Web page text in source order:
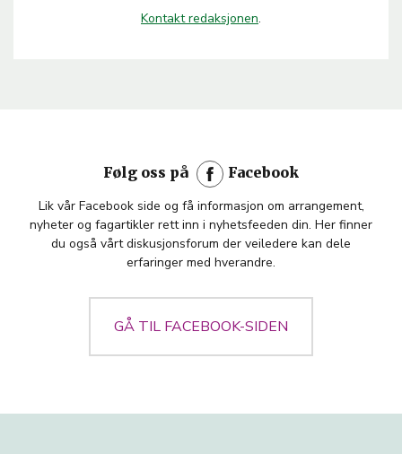
Kontaktredaksjonen.
Følg oss på Facebook
Lik vår Facebook side og få informasjon om arrangement,
nyheter og fagartikler rett inn i nyhetsfeeden din. Her finner
du også vårt diskusjonsforum der veiledere kan dele
erfaringer med hverandre.
GÅ TIL FACEBOOK-SIDEN